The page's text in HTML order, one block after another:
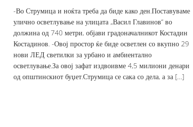
-Во Струмица и ноќта треба да биде како ден.Поставуваме
улично осветлување на улицата „Васил Главинов“ во
должина од 740 метри, објави градоначалникот Костадин
Костадинов. -Овој простор ќе биде осветлен со вкупно 29
нови ЛЕД светилки за урбано и амбиентално
осветлување.За овој зафат издвоивме 4,5 милиони денари
од општинскиот буџет.Струмица се сака со дела, а за […]